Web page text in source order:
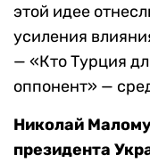
этой идее
усиления
— «Кто Турция
оппонент» —
Николай
президента